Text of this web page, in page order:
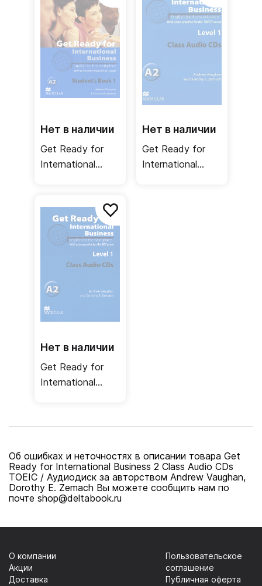
учителя
Нет в наличии
Get Ready for
International
BEC / Учебник
Нет в наличии
Get Ready for
International
Нет в наличии
Get Ready for
International
Аудиодиск
Об ошибках и неточностях в описании товара Get
Ready for International Business 2 Class Audio CDs
TOEIC / Аудиодиск за авторством Andrew Vaughan,
Dorothy E. Zemach Вы можете сообщить нам по
почте shop@deltabook.ru
О компании
Акции
Доставка
Пользовательское
соглашение
Публичная оферта